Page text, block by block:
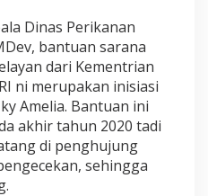
Dinas Perikanan
bantuan sarana
dari Kementrian
ni merupakan inisiasi
Amelia. Bantuan ini
akhir tahun 2020 tadi
di penghujung
sehingga